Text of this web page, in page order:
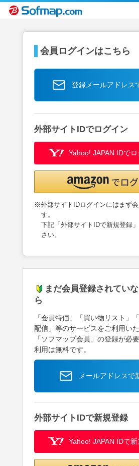
会員ログインはこちら
登録メールアドレス
外部サイトIDでログイン
Yahoo! JAPAN IDで
※外部サイトIDログインにはまず
す。
下記「外部サイトIDで新規登録
さい。
まだ会員登録されてい
ら
「会員特価」「買い物リスト」
配信」等のサービスをご利用い
「ソフマップ会員」の登録が必
利用は無料です。
メールアドレスで
外部サイトIDで新規登録
Yahoo! JAPAN IDで